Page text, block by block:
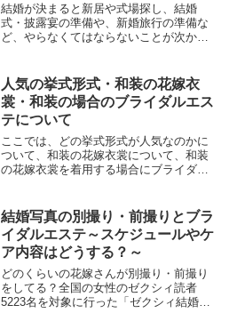
結婚が決まると新居や式場探し、結婚
式・披露宴の準備や、新婚旅行の準備な
ど、やらなくてはならないことが次から
しくはないかもしれません。）しかし、
そんな忙しい中でも、女性の...
人気の挙式形式・和装の花嫁衣
裳・和装の場合のブライダルエス
テについて
ここでは、どの挙式形式が人気なのかに
ついて、和装の花嫁衣裳について、和装
の花嫁衣裳を着用する場合にブライダル
てご紹介します。結婚式の形式はどれが
人気？まず最初に、結婚式...
結婚写真の別撮り・前撮りとブラ
イダルエステ～スケジュールやケ
ア内容はどうする？～
どのくらいの花嫁さんが別撮り・前撮り
をしてる？全国の女性のゼクシィ読者
5223名を対象に行った「ゼクシィ結婚ト